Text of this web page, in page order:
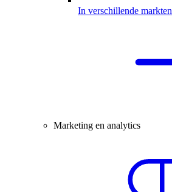
In verschillende markten
Marketing en analytics